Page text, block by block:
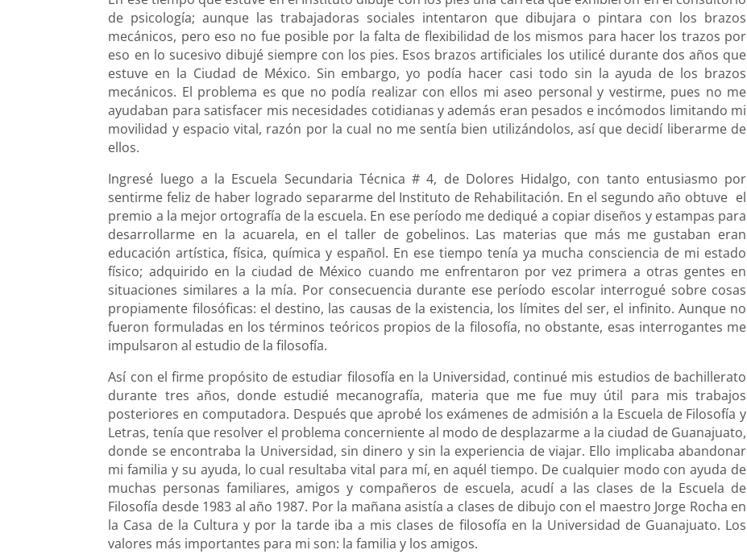
de psicología; aunque las trabajadoras sociales intentaron que dibujara o pintara con los brazos
mecánicos, pero eso no fue posible por la falta de flexibilidad de los mismos para hacer los trazos por
eso en lo sucesivo dibujé siempre con los pies. Esos brazos artificiales los utilicé durante dos años que
estuve en la Ciudad de México. Sin embargo, yo podía hacer casi todo sin la ayuda de los brazos
mecánicos. El problema es que no podía realizar con ellos mi aseo personal y vestirme, pues no me
ayudaban para satisfacer mis necesidades cotidianas y además eran pesados e incómodos limitando mi
movilidad y espacio vital, razón por la cual no me sentía bien utilizándolos, así que decidí liberarme de
ellos.
Ingresé luego a la Escuela Secundaria Técnica # 4, de Dolores Hidalgo, con tanto entusiasmo por
sentirme feliz de haber logrado separarme del Instituto de Rehabilitación. En el segundo año obtuve el
premio a la mejor ortografía de la escuela. En ese período me dediqué a copiar diseños y estampas para
desarrollarme en la acuarela, en el taller de gobelinos. Las materias que más me gustaban eran
educación artística, física, química y español. En ese tiempo tenía ya mucha consciencia de mi estado
físico; adquirido en la ciudad de México cuando me enfrentaron por vez primera a otras gentes en
situaciones similares a la mía. Por consecuencia durante ese período escolar interrogué sobre cosas
propiamente filosóficas: el destino, las causas de la existencia, los límites del ser, el infinito. Aunque no
fueron formuladas en los términos teóricos propios de la filosofía, no obstante, esas interrogantes me
impulsaron al estudio de la filosofía.
Así con el firme propósito de estudiar filosofía en la Universidad, continué mis estudios de bachillerato
durante tres años, donde estudié mecanografía, materia que me fue muy útil para mis trabajos
posteriores en computadora. Después que aprobé los exámenes de admisión a la Escuela de Filosofía y
Letras, tenía que resolver el problema concerniente al modo de desplazarme a la ciudad de Guanajuato,
donde se encontraba la Universidad, sin dinero y sin la experiencia de viajar. Ello implicaba abandonar
mi familia y su ayuda, lo cual resultaba vital para mí, en aquél tiempo. De cualquier modo con ayuda de
muchas personas familiares, amigos y compañeros de escuela, acudí a las clases de la Escuela de
Filosofía desde 1983 al año 1987. Por la mañana asistía a clases de dibujo con el maestro Jorge Rocha en
la Casa de la Cultura y por la tarde iba a mis clases de filosofía en la Universidad de Guanajuato. Los
valores más importantes para mi son: la familia y los amigos.